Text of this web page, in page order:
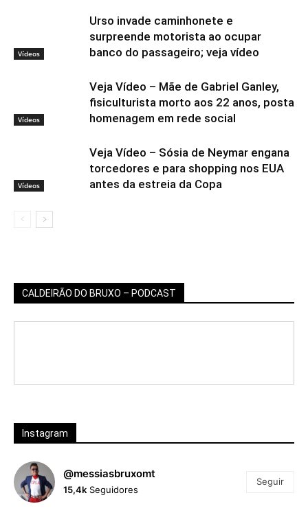
Vídeos
Urso invade caminhonete e
surpreende motorista ao ocupar
banco do passageiro; veja vídeo
Vídeos
Veja Vídeo – Mãe de Gabriel Ganley,
fisiculturista morto aos 22 anos, posta
homenagem em rede social
Vídeos
Veja Vídeo – Sósia de Neymar engana
torcedores e para shopping nos EUA
antes da estreia da Copa
CALDEIRÃO DO BRUXO – PODCAST
Instagram
@messiasbruxomt
15,4k Seguidores
Seguir